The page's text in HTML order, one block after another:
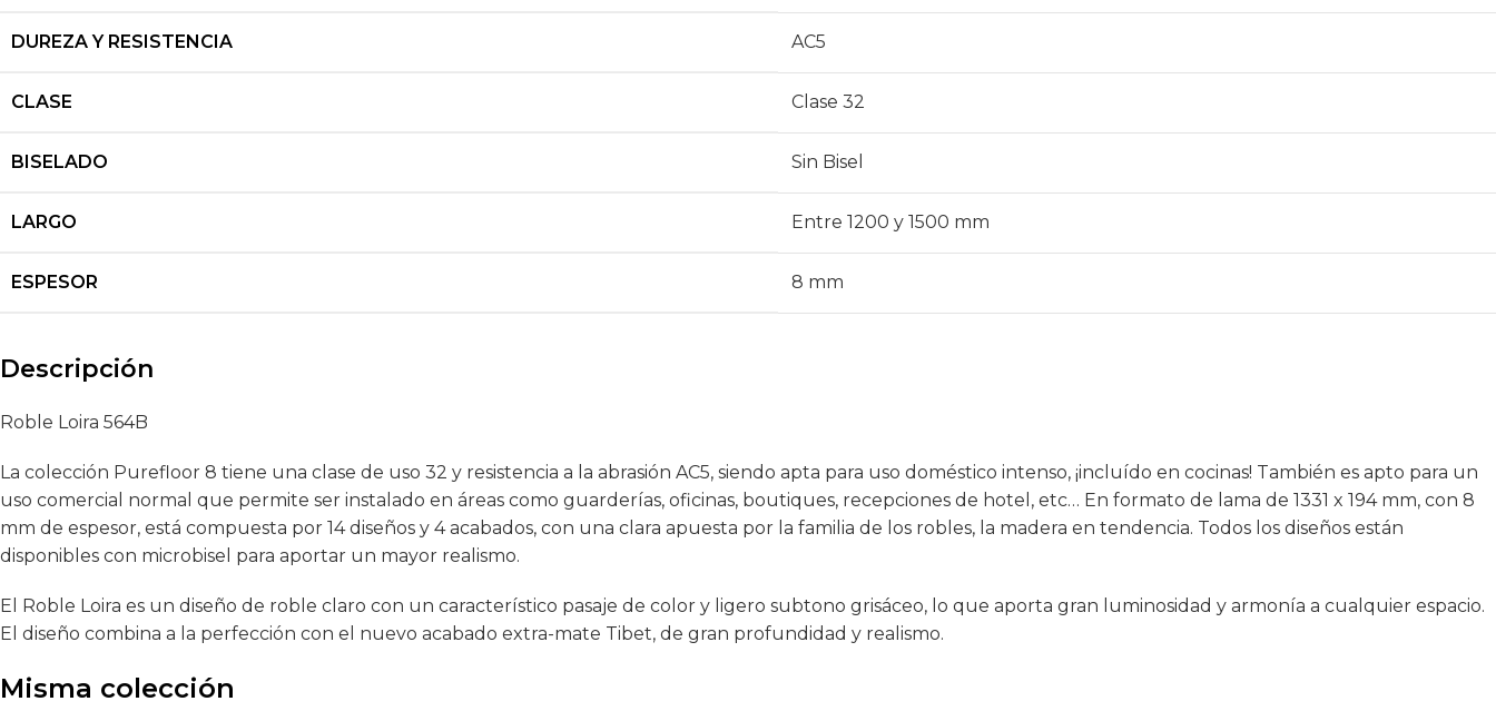
DUREZA Y RESISTENCIA AC5
CLASE Clase 32
BISELADO Sin Bisel
LARGO Entre 1200 y 1500 mm
ESPESOR 8 mm
Descripción
Roble Loira 564B
La colección Purefloor 8 tiene una clase de uso 32 y resistencia a la abrasión AC5, siendo apta para uso doméstico intenso, ¡incluído en cocinas! También es apto para un
uso comercial normal que permite ser instalado en áreas como guarderías, oficinas, boutiques, recepciones de hotel, etc… En formato de lama de 1331 x 194 mm, con 8
mm de espesor, está compuesta por 14 diseños y 4 acabados, con una clara apuesta por la familia de los robles, la madera en tendencia. Todos los diseños están
disponibles con microbisel para aportar un mayor realismo.
El Roble Loira es un diseño de roble claro con un característico pasaje de color y ligero subtono grisáceo, lo que aporta gran luminosidad y armonía a cualquier espacio.
El diseño combina a la perfección con el nuevo acabado extra-mate Tibet, de gran profundidad y realismo.
Misma colección